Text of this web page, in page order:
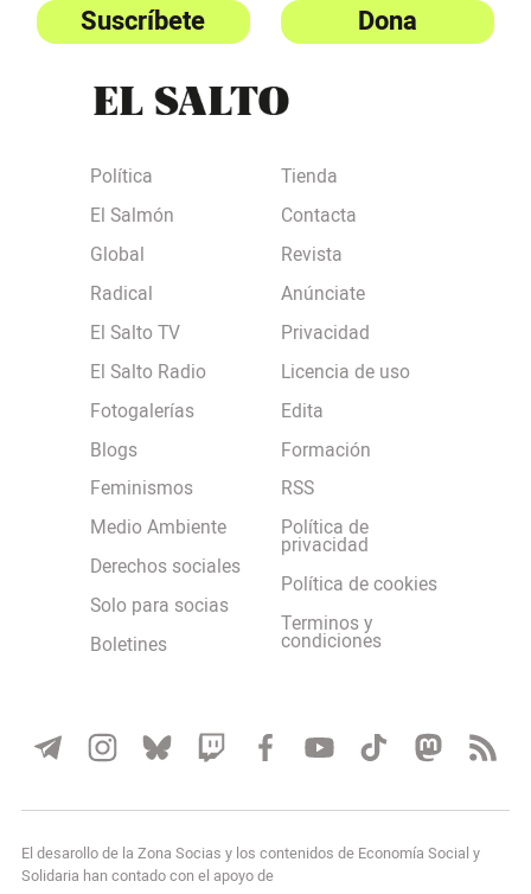
Suscríbete Dona
Política
El Salmón
Global
Radical
El Salto TV
El Salto Radio
Fotogalerías
Blogs
Feminismos
Medio Ambiente
Derechos sociales
Solo para socias
Boletines
Tienda
Contacta
Revista
Anúnciate
Privacidad
Licencia de uso
Edita
Formación
RSS
Política de
privacidad
Política de cookies
Terminos y
condiciones
El desarollo de la Zona Socias y los contenidos de Economía Social y
Solidaria han contado con el apoyo de